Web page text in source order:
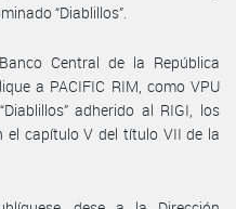
“Diablillos”.
Central de la República
a PACIFIC RIM, como VPU
adherido al RIGI, los
el capítulo V del título VII de la